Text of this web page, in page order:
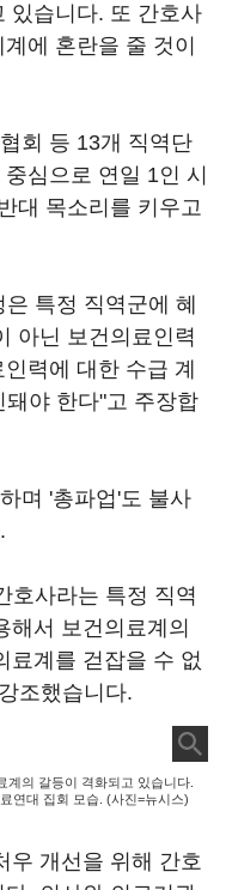
있습니다. 또 간호사
에 혼란을 줄 것이
회 등 13개 직역단
심으로 연일 1인 시
대 목소리를 키우고
특정 직역군에 혜
아닌 보건의료인력
력에 대한 수급 계
돼야 한다"고 주장합
며 '총파업'도 불사
호사라는 특정 직역
해서 보건의료계의
료계를 걷잡을 수 없
조했습니다.
계의 갈등이 격화되고 있습니다.
연대 집회 모습. (사진=뉴시스)
우 개선을 위해 간호